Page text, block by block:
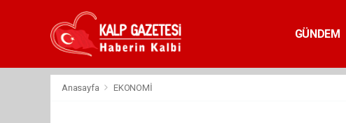
GÜNDEM
Anasayfa EKONOMİ